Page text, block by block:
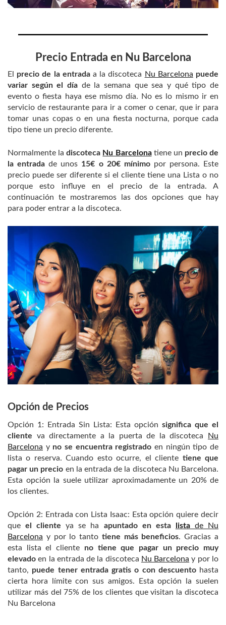
Precio Entrada en Nu Barcelona
El precio de la entradaa la discoteca Nu Barcelona puede
variar según el día de la semana que sea y qué tipo de
evento o fiesta haya ese mismo día. No es lo mismo ir en
servicio de restaurante para ir a comer o cenar, que ir para
tomar unas copas o en una fiesta nocturna, porque cada
tipo tiene un precio diferente.
Normalmente ladiscoteca Nu Barcelonatiene un precio de
la entrada de unos 15€ o 20€ mínimopor persona. Este
precio puede ser diferente si el cliente tiene una Lista o no
porque esto influye en el precio de la entrada. A
continuación te mostraremos las dos opciones que hay
para poder entrar a la discoteca.
Opción de Precios
Opción 1: Entrada Sin Lista: Esta opción significa que el
cliente va directamente a la puerta de la discoteca
Nu
Barcelona y no se encuentra registrado en ningún tipo de
lista o reserva. Cuando esto ocurre, el cliente tiene que
pagar un precio en la entrada de la discoteca Nu Barcelona.
Esta opción la suele utilizar aproximadamente un 20% de
los clientes.
Opción 2: Entrada con Lista Isaac: Esta opción quiere decir
queel cliente ya se ha apuntado en esta listade Nu
Barcelona y por lo tanto tiene más beneficios. Gracias a
esta lista el cliente no tiene que pagar un precio muy
elevado en la entrada de la discoteca Nu Barcelona y por lo
tanto, puede tener entrada gratis o con descuentohasta
cierta hora límite con sus amigos. Esta opción la suelen
utilizar más del 75% de los clientes que visitan la discoteca
Nu Barcelona